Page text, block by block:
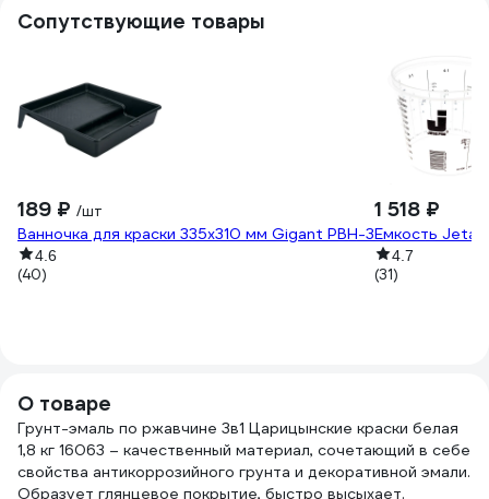
Сопутствующие товары
189 ₽ /шт
Ванночка для краски 335х310 мм Gigant PBH-3
4.6
(40)
1 518 ₽
Емкость Jeta
4.7
(31)
О товаре
Грунт-эмаль по ржавчине 3в1 Царицынские краски белая
1,8 кг 16063 – качественный материал, сочетающий в себе
свойства антикоррозийного грунта и декоративной эмали.
Образует глянцевое покрытие, быстро высыхает.